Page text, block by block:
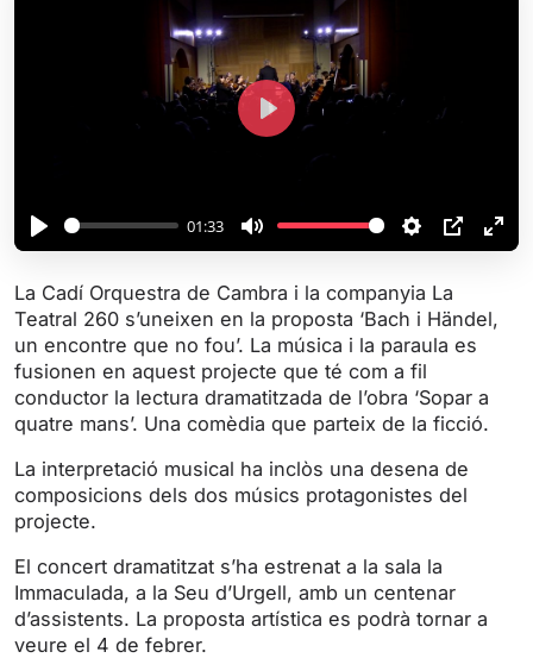
P
a
y
01:33
M
u
t
e
S
e
t
i
n
g
P
P
E
P
La Cadí Orquestra de Cambra i la companyia La
Teatral 260 s’uneixen en la proposta ‘Bach i Händel,
un encontre que no fou’. La música i la paraula es
fusionen en aquest projecte que té com a fil
conductor la lectura dramatitzada de l’obra ‘Sopar a
quatre mans’. Una comèdia que parteix de la ficció.
La interpretació musical ha inclòs una desena de
composicions dels dos músics protagonistes del
projecte.
El concert dramatitzat s’ha estrenat a la sala la
Immaculada, a la Seu d’Urgell, amb un centenar
d’assistents. La proposta artística es podrà tornar a
veure el 4 de febrer.